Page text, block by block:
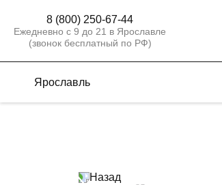
8 (800) 250-67-44
Ежедневно с 9 до 21 в Ярославле
(звонок бесплатный по РФ)
Ярославль
Назад